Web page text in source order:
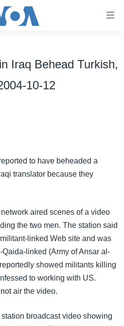
များ
Iraq Behead Turkish,
10-12
to have beheaded a
translator because they
aired scenes of a video
the two men. The station said
linked Web site and was
linked (Army of Ansar al-
showed militants killing
to working with US.
air the video.
broadcast video showing